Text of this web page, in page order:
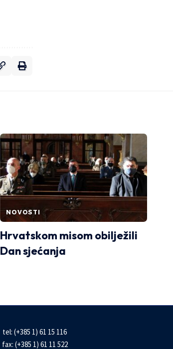
NOVOSTI
Hrvatskom misom obilježili
Dan sjećanja
tel: (+385 1) 61 15 116
fax: (+385 1) 61 11 522